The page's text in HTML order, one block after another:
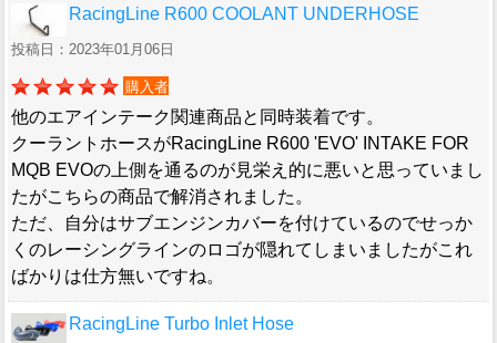
RacingLine R600 COOLANT UNDERHOSE
投稿日：2023年01月06日
購入者
他のエアインテーク関連商品と同時装着です。
クーラントホースがRacingLine R600 'EVO' INTAKE FOR
MQB EVOの上側を通るのが見栄え的に悪いと思っていまし
たがこちらの商品で解消されました。
ただ、自分はサブエンジンカバーを付けているのでせっか
くのレーシングラインのロゴが隠れてしまいましたがこれ
ばかりは仕方無いですね。
RacingLine Turbo Inlet Hose